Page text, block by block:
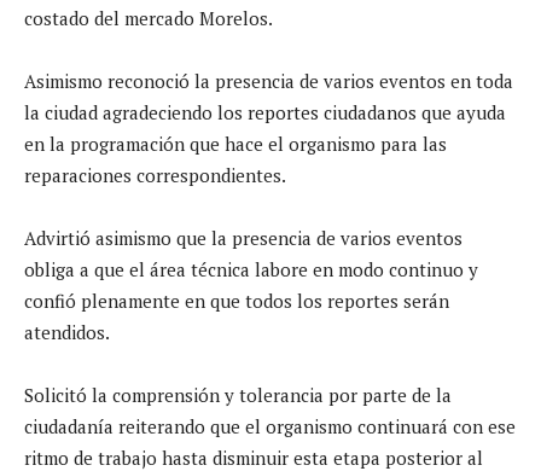
costado del mercado Morelos.
Asimismo reconoció la presencia de varios eventos en toda
la ciudad agradeciendo los reportes ciudadanos que ayuda
en la programación que hace el organismo para las
reparaciones correspondientes.
Advirtió asimismo que la presencia de varios eventos
obliga a que el área técnica labore en modo continuo y
confió plenamente en que todos los reportes serán
atendidos.
Solicitó la comprensión y tolerancia por parte de la
ciudadanía reiterando que el organismo continuará con ese
ritmo de trabajo hasta disminuir esta etapa posterior al